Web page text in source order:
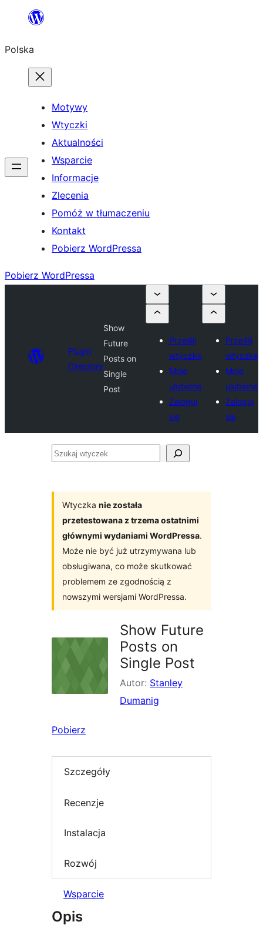
Przejdź
treści
Polska
Motywy
Wtyczki
Aktualności
Wsparcie
Informacje
Zlecenia
Pomóż w tłumaczeniu
Kontakt
Pobierz WordPressa
Pobierz WordPressa
Plugin
Directory
Show
Future
Posts on
Single
Post
Prześlij
wtyczkę
Moje
ulubione
Zaloguj
się
Prześlij
wtyczkę
Moje
ulubione
Zaloguj
się
Szukaj
Wtyczka nie została
przetestowana z trzema ostatnimi
głównymi wydaniami WordPressa.
Może nie być już utrzymywana lub
obsługiwana, co może skutkować
problemem ze zgodnością z
nowszymi wersjami WordPressa.
Show Future
Posts on
Single Post
Autor: Stanley
Dumanig
Pobierz
Szczegóły
Recenzje
Instalacja
Rozwój
Wsparcie
Opis